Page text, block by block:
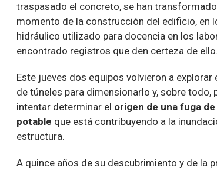
traspasado el concreto, se han
momento de la construcción del edificio, en
hidráulico utilizado para docencia en los
encontrado registros que den certeza de ello.
Este jueves dos equipos volvieron a explorar
de túneles para dimensionarlo y, sobre todo,
intentar determinar el origen de una fuga de
potable que está contribuyendo a la
estructura.
A quince años de su descubrimiento y de la